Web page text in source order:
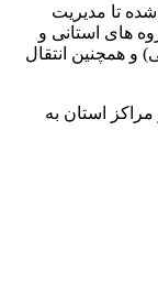
تا مدیریت
های استانی و
و همچنین انتقال
استان به